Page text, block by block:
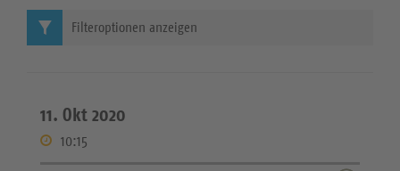
11. Okt 2020
10:15
Filteroptionen anzeigen